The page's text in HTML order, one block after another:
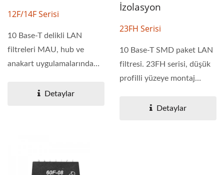
12F/14F Serisi
10 Base-T delikli LAN
filtreleri MAU, hub ve
anakart uygulamalarında
Detaylar
İzolasyon
23FH Serisi
10 Base-T SMD paket LAN
filtresi. 23FH serisi, düşük
profilli yüzeye montaj
Detaylar